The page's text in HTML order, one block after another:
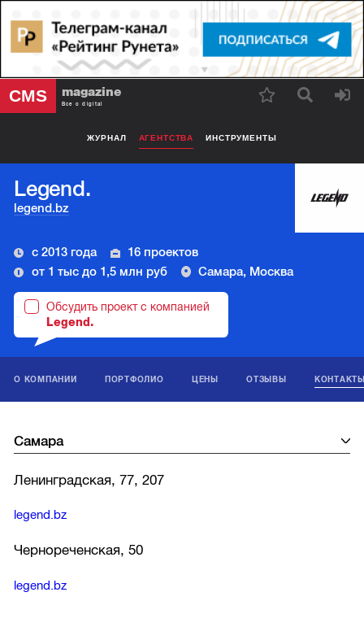
CMS magazine
Все о digital
ЖУРНАЛ АГЕНТСТВА ИНСТРУМЕНТЫ
Legend.
legend.bz
с 2013 года
16 проектов
от 1 тыс до 1,5 млн руб
Самара, Москва
Обсудить проект с компанией
Legend.
О КОМПАНИИ ПОРТФОЛИО ЦЕНЫ ОТЗЫВЫ
Ленинградская, 77, 207
legend.bz
Чернореченская, 50
legend.bz